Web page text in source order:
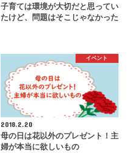
子育ては環境が大切だと思ってい
たけど、問題はそこじゃなかった
イベント
2018.2.20
母の日は花以外のプレゼント！主
婦が本当に欲しいもの